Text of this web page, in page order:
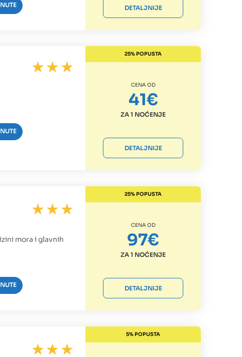
DETALJNIJE
25% POPUSTA
CENA OD
41€
ZA 1 NOĆENJE
DETALJNIJE
mora i glavnih
25% POPUSTA
CENA OD
97€
ZA 1 NOĆENJE
DETALJNIJE
5% POPUSTA